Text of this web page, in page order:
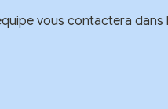
vous contactera dans